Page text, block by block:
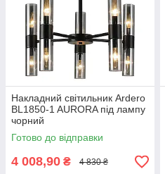
Накладний світильник Ardero
BL1850-1 AURORA під лампу
чорний
Готово до відправки
4 008,90 ₴ 4 830 ₴